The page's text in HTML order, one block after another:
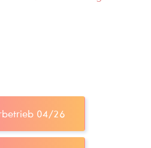
04/26